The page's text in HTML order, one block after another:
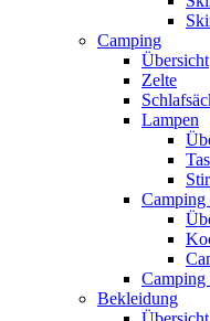
Camping
Übersicht
Zelte
Lampen
Camping
Camping
Bekleidung